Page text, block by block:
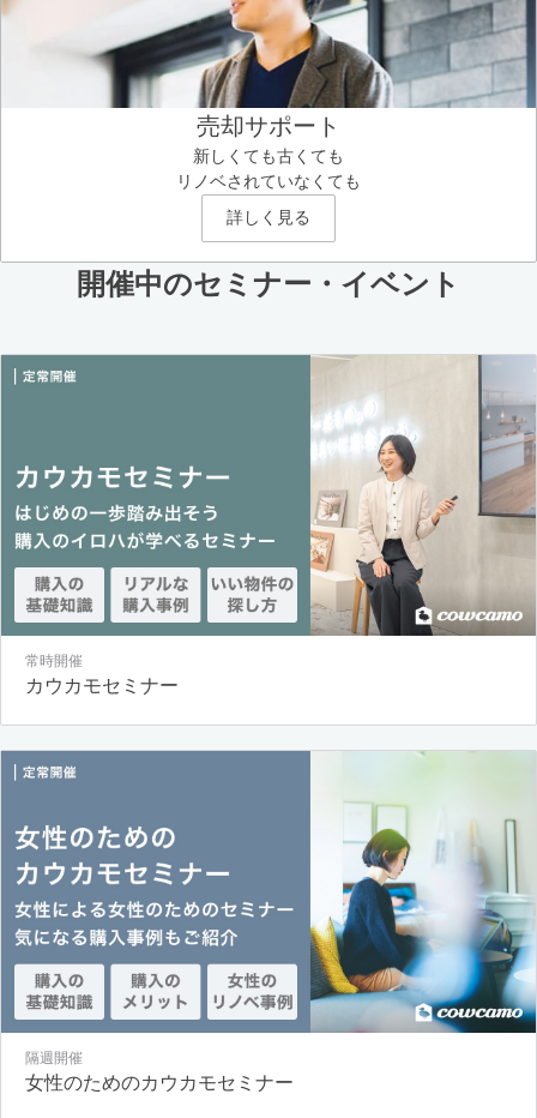
売却サポート
新しくても古くても
リノベされていなくても
詳しく見る
開催中のセミナー・イベント
常時開催
カウカモセミナー
隔週開催
女性のためのカウカモセミナー